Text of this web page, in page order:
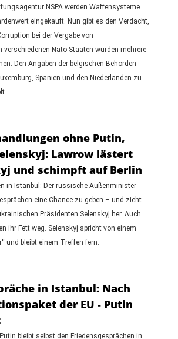
NSPA werden Waffensysteme
eingekauft. Nun gibt es den Verdacht,
bei der Vergabe von
verschiedenen Nato-Staaten wurden mehrere
Den Angaben der belgischen Behörden
Spanien und den Niederlanden zu
ohne Putin,
Lawrow lästert
und schimpft auf Berlin
in Istanbul: Der russische Außenminister
eine Chance zu geben – und zieht
Präsidenten Selenskyj her. Auch
ihr Fett weg. Selenskyj spricht von einem
und bleibt einem Treffen fern.
in Istanbul: Nach
der EU - Putin
bleibt selbst den Friedensgesprächen in